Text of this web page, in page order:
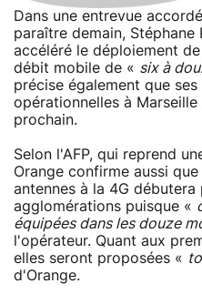
Dans une entrevue
paraître demain,
accéléré le déploiement
débit mobile de « six à
précise également que
opérationnelles à
prochain.
Selon l'AFP, qui reprend
Orange confirme aussi
antennes à la 4G débutera
agglomérations puisque «
équipées dans les douze
l'opérateur. Quant aux
elles seront proposées «
d'Orange.